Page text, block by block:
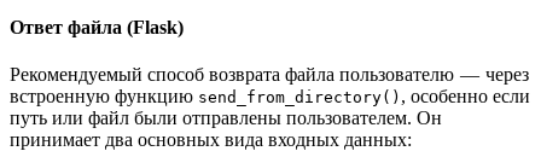
Ответ файла (Flask)
Рекомендуемый способ возврата файла пользователю — через
встроенную функцию send_from_directory() , особенно если
путь или файл были отправлены пользователем. Он
принимает два основных вида входных данных: